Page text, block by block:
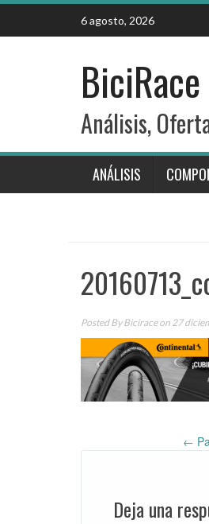
Skip
content
6 agosto, 2026
BiciRace
Análisis,
ANÁLISIS
Posted ByBiciraceon 27
Post
navigation
←
Deja una